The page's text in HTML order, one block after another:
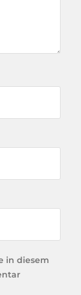
in diesem